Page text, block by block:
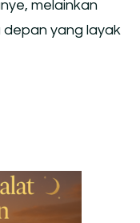
melainkan
yang layak